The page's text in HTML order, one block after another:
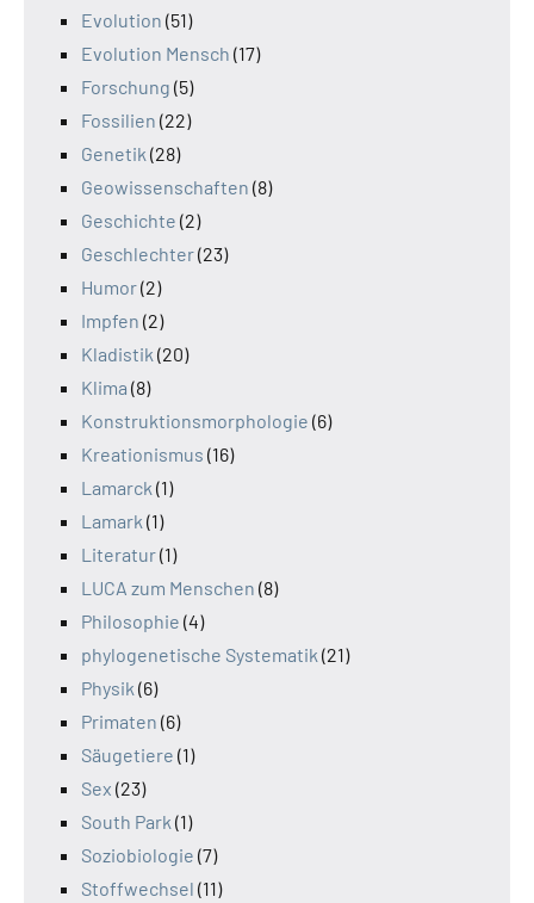
Evolution (51)
Evolution Mensch (17)
Forschung (5)
Fossilien (22)
Genetik (28)
Geowissenschaften (8)
Geschichte (2)
Geschlechter(23)
Humor(2)
Impfen (2)
Kladistik (20)
Klima (8)
Konstruktionsmorphologie (6)
Kreationismus (16)
Lamarck (1)
Lamark (1)
Literatur(1)
LUCA zum Menschen (8)
Philosophie (4)
phylogenetische Systematik (21)
Physik (6)
Primaten (6)
Säugetiere (1)
Sex (23)
South Park (1)
Soziobiologie (7)
Stoffwechsel (11)